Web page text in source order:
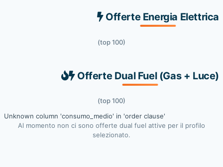
Offerte Energia Elettrica
(top 100)
Offerte Dual Fuel (Gas + Luce)
(top 100)
Unknown column 'consumo_medio' in 'order clause'
Al momento non ci sono offerte dual fuel attive per il profilo
selezionato.